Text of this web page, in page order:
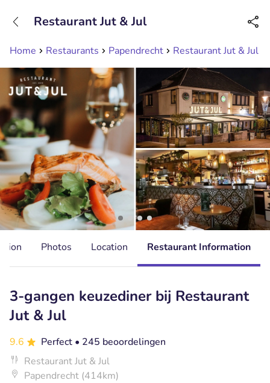
Available until 23:00
Home Restaurants Papendrecht Restaurant Jut & Jul
Restaurant Jut & Jul
Photos Location Restaurant Information
3-gangen keuzediner bij Restaurant
Jut & Jul
9.6 Perfect • 245 beoordelingen
Restaurant Jut & Jul
Papendrecht (414km)